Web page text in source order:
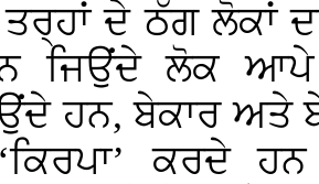
ਦੇ ਠੱਗ ਲੋਕਾਂ
ਜਿਉਂਦੇ ਲੋਕ ਆਪੇ
ਹਨ, ਬੇਕਾਰ ਅਤੇ
ਕਰਦੇ